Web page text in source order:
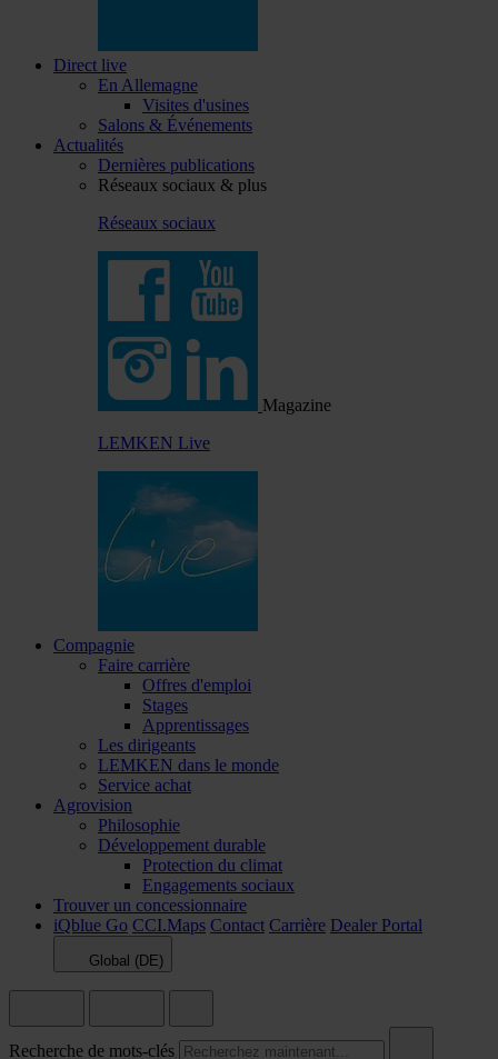
Direct live
En Allemagne
Visites d'usines
Salons & Événements
Actualités
Dernières publications
Réseaux sociaux & plus
Réseaux sociaux
Magazine
LEMKEN Live
Compagnie
Faire carrière
Offres d'emploi
Stages
Apprentissages
Les dirigeants
LEMKEN dans le monde
Service achat
Agrovision
Philosophie
Développement durable
Protection du climat
Engagements sociaux
Trouver un concessionnaire
iQblue Go CCI.Maps Contact Carrière Dealer Portal
Global (DE)
Recherche de mots-clés